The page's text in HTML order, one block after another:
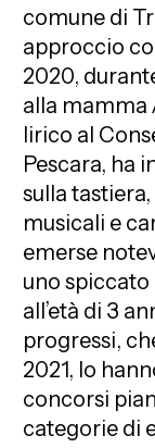
comune di
approccio
2020,
alla mamma
lirico al
Pescara, ha
sulla
musicali e
emerse
uno
all’età di 3
progressi,
2021, lo
concorsi
categorie di